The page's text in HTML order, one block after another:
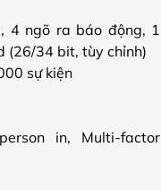
4 ngõ ra báo động, 1
(26/34 bit, tùy chỉnh)
sự kiện
in, Multi-factor